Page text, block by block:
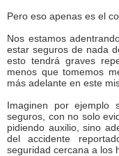
Pero eso apenas es el
Nos estamos
estar seguros de nada
esto tendrá graves
menos que tomemos
más adelante en este
Imaginen por
seguros, con no solo
pidiendo auxilio, sino
del accidente
seguridad cercana a los